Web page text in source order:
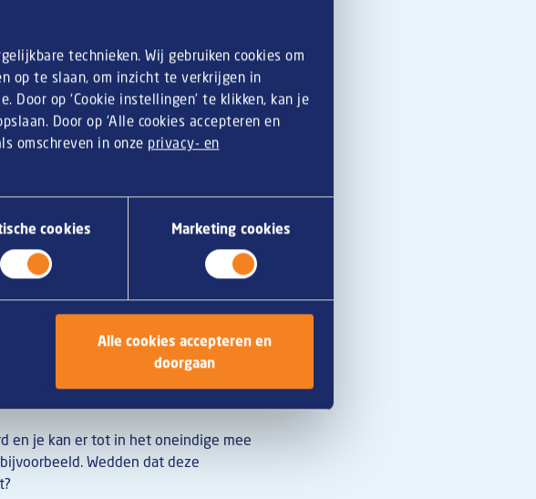
technieken. Wij gebruiken cookies om
op te slaan, om inzicht te verkrijgen in
Door op ‘Cookie instellingen’ te klikken, kan je
Door op ‘Alle cookies accepteren en
omschreven in onze privacy- en
cookies Marketing cookies
Alle cookies accepteren en
doorgaan
en je kan er tot in het oneindige mee
Wedden dat deze